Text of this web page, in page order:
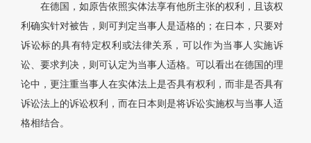
在德国，如原告依照实体法享有他所主张的权利，且该权
利确实针对被告，则可判定当事人是适格的；在日本，只要对
诉讼标的具有特定权利或法律关系，可以作为当事人实施诉
讼、要求判决，则可认定为当事人适格。可以看出在德国的理
论中，更注重当事人在实体法上是否具有权利，而非是否具有
诉讼法上的诉讼权利，而在日本则是将诉讼实施权与当事人适
格相结合。